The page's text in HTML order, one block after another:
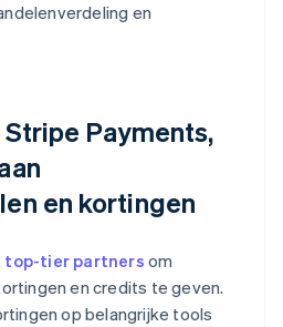
en
Payments,
en kortingen
top-tier partners om
en credits te geven.
op belangrijke tools